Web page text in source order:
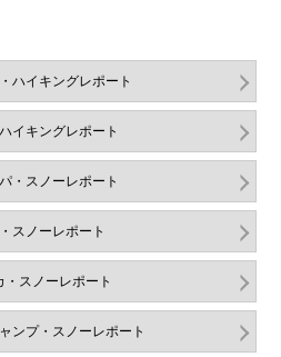
ハイキングレポート
イキングレポート
・スノーレポート
スノーレポート
・スノーレポート
ンプ・スノーレポート